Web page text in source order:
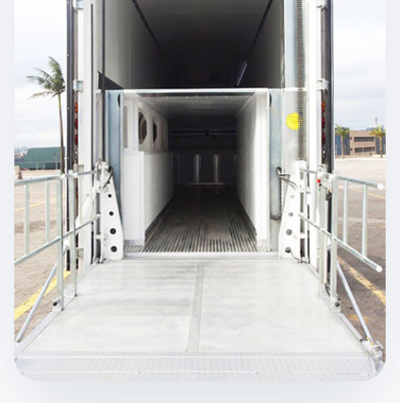
refrigerada.